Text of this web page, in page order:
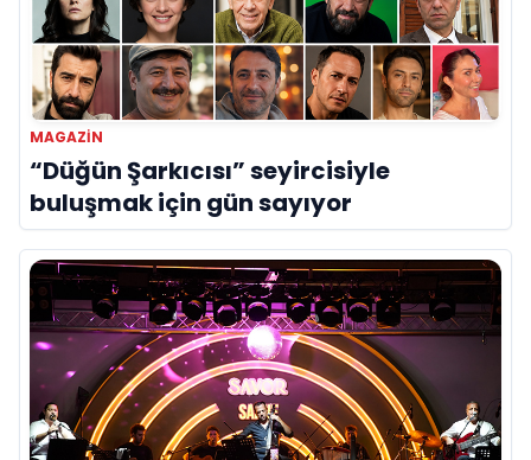
MAGAZIN
“Düğün Şarkıcısı” seyircisiyle
buluşmak için gün sayıyor